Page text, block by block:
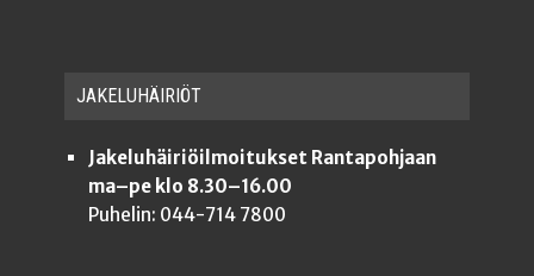
JAKE­LU­HÄI­RIÖT
Jakeluhäiriöilmoitukset Rantapohjaan
ma–pe klo 8.30–16.00
Puhelin: 044-714 7800